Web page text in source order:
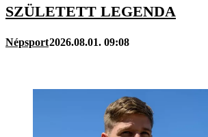
SZÜLETETT LEGENDA
Népsport2026.08.01. 09:08